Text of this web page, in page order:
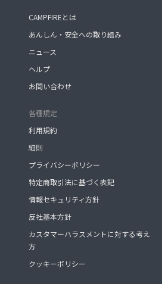
CAMPFIREとは
あんしん・安全への取り組み
ニュース
ヘルプ
お問い合わせ
各種規定
利用規約
細則
プライバシーポリシー
特定商取引法に基づく表記
情報セキュリティ方針
反社基本方針
カスタマーハラスメントに対する考え
方
クッキーポリシー